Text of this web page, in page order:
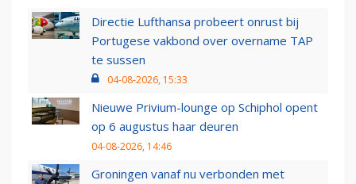
Directie Lufthansa probeert onrust bij
Portugese vakbond over overname TAP
te sussen
04-08-2026, 15:33
Nieuwe Privium-lounge op Schiphol opent
op 6 augustus haar deuren
04-08-2026, 14:46
Groningen vanaf nu verbonden met